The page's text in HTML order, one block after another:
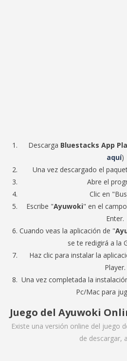
Descarga Bluestacks App
aquí)
Una vez descargado el
Abre el
Clic en
Escribe "Ayuwoki" en el
Enter.
Cuando veas la aplicación de "
se te redigirá a la
Haz clic para instalar la
Player.
Una vez completada la
Pc/Mac para
Juego del Ayuwoki
Existe una versión online del juego
de descargar,